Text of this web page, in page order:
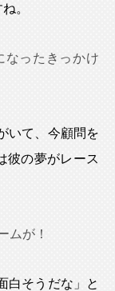
。
なったきっかけ
いて、今顧問を
彼の夢がレース
ムが！
白そうだな」と